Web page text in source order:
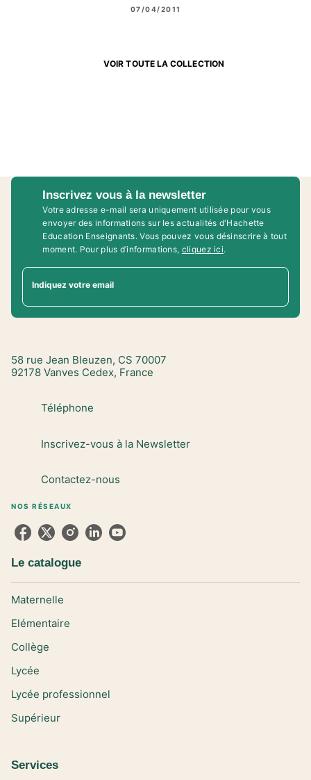
07/04/2011
VOIR TOUTE LA COLLECTION
Inscrivez vous à la newsletter
Votre adresse e-mail sera uniquement utilisée pour vous
envoyer des informations sur les actualités d'Hachette
Education Enseignants. Vous pouvez vous désinscrire à tout
moment. Pour plus d’informations, cliquez ici.
Indiquez votre email
58 rue Jean Bleuzen, CS 70007
92178 Vanves Cedex, France
Téléphone
Inscrivez-vous à la Newsletter
Contactez-nous
NOS RÉSEAUX
Le catalogue
Maternelle
Elémentaire
Collège
Lycée
Lycée professionnel
Supérieur
Services